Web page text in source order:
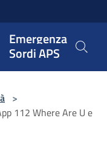
Emergenza
Sordi APS
>
112 Where Are U e